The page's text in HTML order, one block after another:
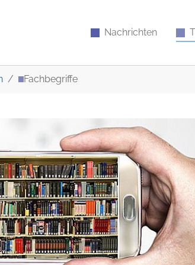
Nachrichten
Fachbegriffe